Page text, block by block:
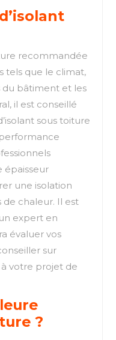
recommandée
tels que le climat,
du bâtiment et les
il est conseillé
sous toiture
épaisseur
une isolation
chaleur. Il est
expert en
évaluer vos
sur
à votre projet de
?